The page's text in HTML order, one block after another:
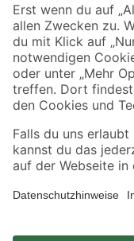
Jetzt die toom-App
Alle Preisangaben in EUR inkl.
Umständen nicht in allen
sich auf den unter "Mein Markt"
*Paketversand ab 59 €
fallen zusätzliche Versandkosten